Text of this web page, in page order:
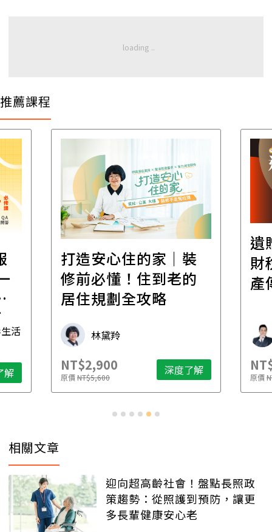
推薦課程
活
解
打造安心住的家｜裝
修前必懂！住到老的
居住規劃全攻略
林黛羚
NT$2,900
原價NT$5,600 深度了解
遺
財
產
原價
相關文章
迎向超高齡社會！盤點長照政
策趨勢：從照護到預防，讓更
多長輩健康安心老